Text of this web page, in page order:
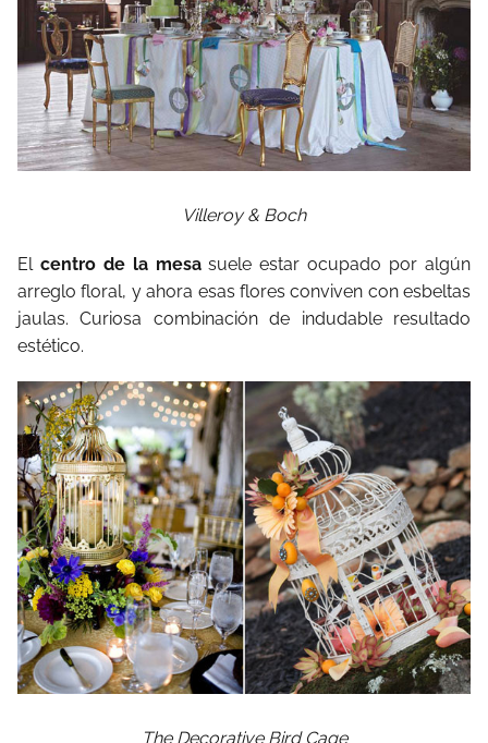
Villeroy & Boch
El centro de la mesasuele estar ocupado por algún
arreglo floral, y ahora esas flores conviven con esbeltas
jaulas. Curiosa combinación de indudable resultado
estético.
The Decorative Bird Cage